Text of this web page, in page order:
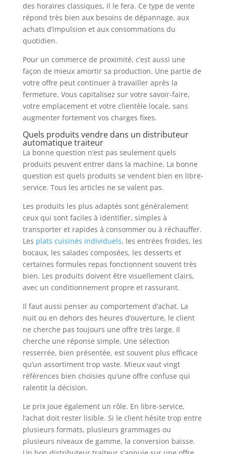
des horaires classiques, il le fera. Ce type de vente
répond très bien aux besoins de dépannage, aux
achats d’impulsion et aux consommations du
quotidien.
Pour un commerce de proximité, c’est aussi une
façon de mieux amortir sa production. Une partie de
votre offre peut continuer à travailler après la
fermeture. Vous capitalisez sur votre savoir-faire,
votre emplacement et votre clientèle locale, sans
augmenter fortement vos charges fixes.
Quels produits vendre dans un distributeur
automatique traiteur
La bonne question n’est pas seulement quels
produits peuvent entrer dans la machine. La bonne
question est quels produits se vendent bien en libre-
service. Tous les articles ne se valent pas.
Les produits les plus adaptés sont généralement
ceux qui sont faciles à identifier, simples à
transporter et rapides à consommer ou à réchauffer.
Les plats cuisinés individuels, les entrées froides, les
bocaux, les salades composées, les desserts et
certaines formules repas fonctionnent souvent très
bien. Les produits doivent être visuellement clairs,
avec un conditionnement propre et rassurant.
Il faut aussi penser au comportement d’achat. La
nuit ou en dehors des heures d’ouverture, le client
ne cherche pas toujours une offre très large. Il
cherche une réponse simple. Une sélection
resserrée, bien présentée, est souvent plus efficace
qu’un assortiment trop vaste. Mieux vaut vingt
références bien choisies qu’une offre confuse qui
ralentit la décision.
Le prix joue également un rôle. En libre-service,
l’achat doit rester lisible. Si le client hésite trop entre
plusieurs formats, plusieurs grammages ou
plusieurs niveaux de gamme, la conversion baisse.